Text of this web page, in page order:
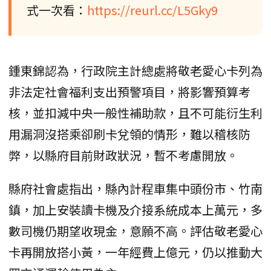
式一次看： https://reurl.cc/L5Gky9
鍾東錦認為，行政院主計總處將敬老愛心卡列為
非法定社會福利支出預警項目，將影響預算考
核，並扣減中央一般性補助款，且不可能衍生利
用漏洞沒搭乘卻刷卡兌領的情形，難以稽核防
弊，以縣府目前財政狀況，暫不考慮開放。
縣府社會處指出，縣內計程車集中頭份市、竹南
鎮，加上安裝讀卡機及介接系統成本上萬元，多
數司機仍期望收現金，意願不高。評估敬老愛心
卡再開放搭小黃，一年經費上億元，仍以推動大